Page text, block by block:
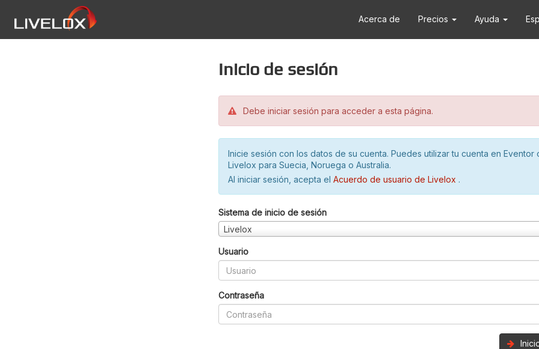
Acerca de Precios Ayuda
Inicio de sesión
Debe iniciar sesión para acceder a esta página.
Inicie sesión con los datos de su cuenta. Puedes utilizar tu cuenta en Eventor
Livelox para Suecia, Noruega o Australia.
Al iniciar sesión, acepta el Acuerdo de usuario de Livelox .
Sistema de inicio de sesión
Livelox
Usuario
Contraseña